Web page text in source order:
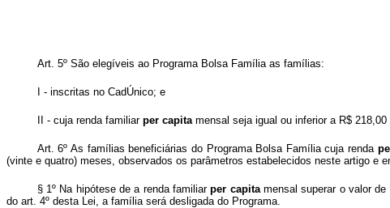
Art. 5º São elegíveis ao Programa Bolsa Família as famílias:
I - inscritas no CadÚnico; e
II - cuja renda familiar per capitamensal seja igual ou inferior a R$
Art. 6º As famílias beneficiárias do Programa Bolsa Família cuja renda
(vinte e quatro) meses, observados os parâmetros estabelecidos neste artigo e
§ 1º Na hipótese de a renda familiarper capitamensal superar o valor de
do art. 4º desta Lei, a família será desligada do Programa.